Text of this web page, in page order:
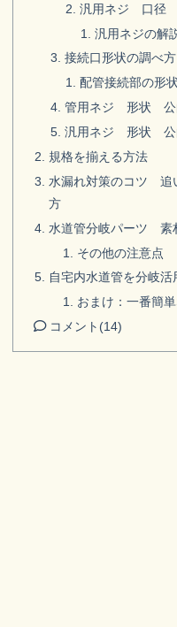
汎用ネジ 口径
汎用ネジの解
接続口形状の調べ
配管接続部の形
管用ネジ 形状 公
汎用ネジ 形状 公
規格を揃える方法
水漏れ対策のコツ 追
方
水道管分岐パーツ 素
その他の注意点
自宅内水道管を分岐活
おまけ：一番簡
コメント (14)